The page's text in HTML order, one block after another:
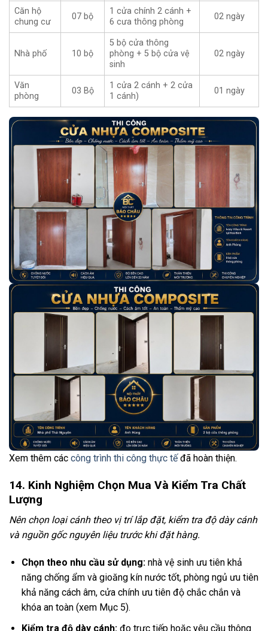
Căn hộ
chung cư
07 bộ
1 cửa chính 2 cánh +
6 cưa thông phòng
02 ngày
Nhà phố 10 bộ
5 bộ cửa thông
phòng + 5 bộ cửa vệ
sinh
02 ngày
Văn
phòng
03 Bộ
1 cửa 2 cánh + 2 cửa
1 cánh)
01 ngày
Xem thêm các công trình thi công thực tếđã hoàn thiện.
14. Kinh Nghiệm Chọn Mua Và Kiểm Tra Chất
Lượng
Nên chọn loại cánh theo vị trí lắp đặt, kiểm tra độ dày cánh
và nguồn gốc nguyên liệu trước khi đặt hàng.
Chọn theo nhu cầu sử dụng:nhà vệ sinh ưu tiên khả
năng chống ẩm và gioăng kín nước tốt, phòng ngủ ưu tiên
khả năng cách âm, cửa chính ưu tiên độ chắc chắn và
khóa an toàn (xem Mục 5).
Kiểm tra độ dày cánh:đo trực tiếp hoặc yêu cầu thông